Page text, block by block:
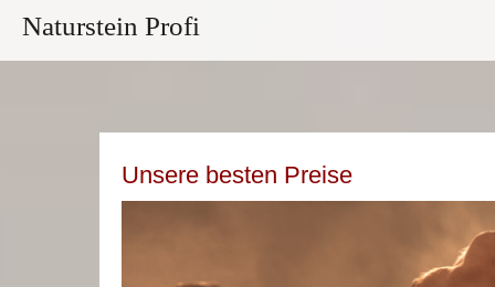
Naturstein Profi
Unsere besten Preise